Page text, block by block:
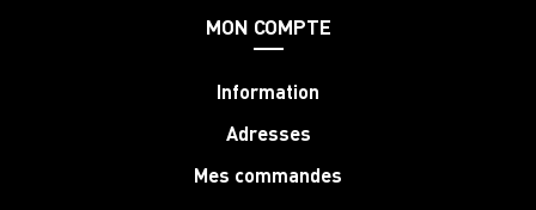
MON COMPTE
Information
Adresses
Mes commandes